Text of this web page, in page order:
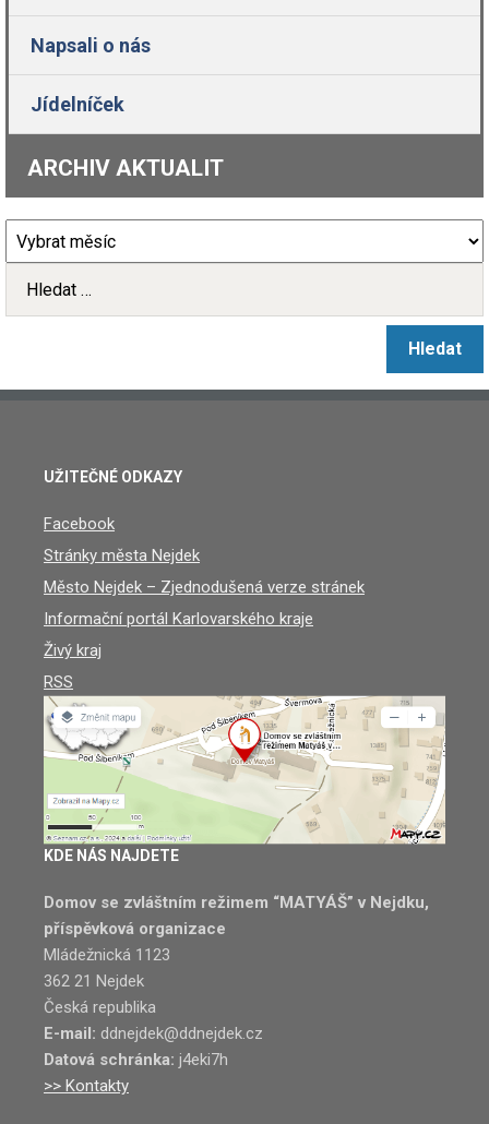
Napsali o nás
Jídelníček
ARCHIV AKTUALIT
UŽITEČNÉ ODKAZY
Facebook
Stránky města Nejdek
Město Nejdek – Zjednodušená verze stránek
Informační portál Karlovarského kraje
Živý kraj
RSS
KDE NÁS NAJDETE
Domov se zvláštním režimem “MATYÁŠ” v Nejdku,
příspěvková organizace
Mládežnická 1123
362 21 Nejdek
Česká republika
E-mail: ddnejdek@ddnejdek.cz
Datová schránka: j4eki7h
>> Kontakty